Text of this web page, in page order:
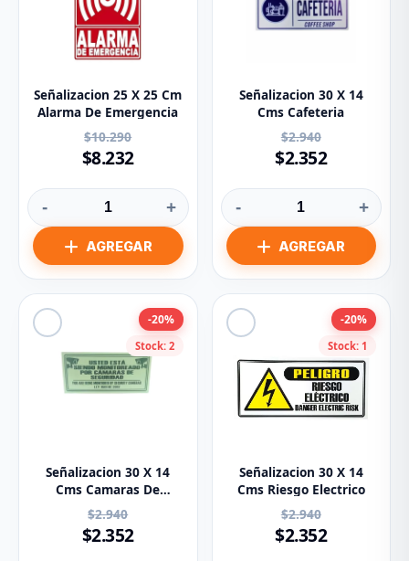
Señalizacion 25 X 25 Cm
Alarma De Emergencia
$10.290
$8.232
- +
Señalizacion 30 X 14
Cms Cafeteria
$2.940
$2.352
- +
Stock: 2
-20%
Señalizacion 30 X 14
Cms Camaras De
Seguridad
$2.940
$2.352
Stock: 1
-20%
Señalizacion 30 X 14
Cms Riesgo Electrico
$2.940
$2.352